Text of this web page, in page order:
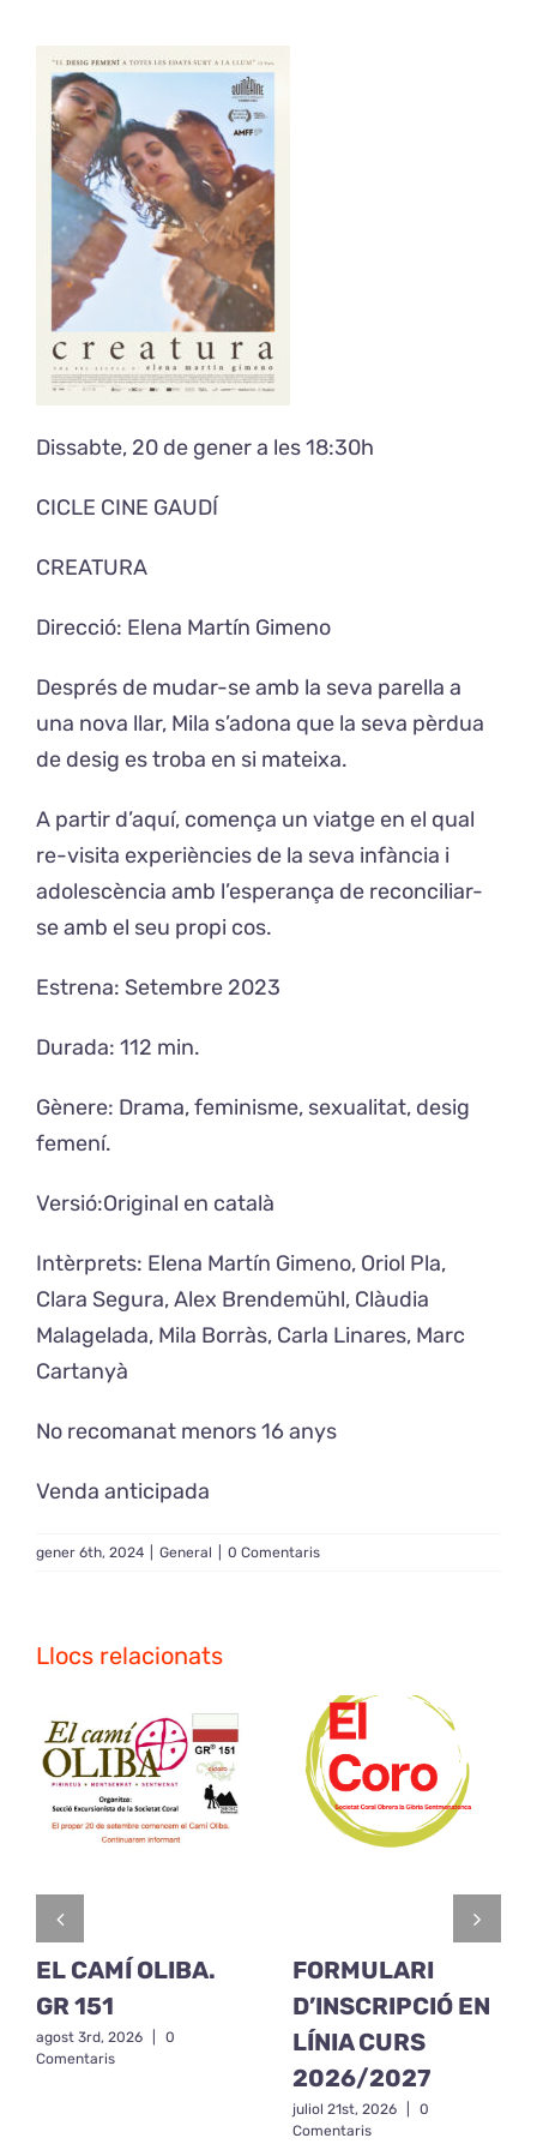
Exposicions
El Cafè del Coro
Teatre del Coro
Balla Vallès
Dissabte, 20 de gener a les 18:30h
CICLE CINE GAUDÍ
CREATURA
Direcció: Elena Martín Gimeno
Després de mudar-se amb la seva parella a
una nova llar, Mila s’adona que la seva pèrdua
de desig es troba en si mateixa.
A partir d’aquí, comença un viatge en el qual
re-visita experiències de la seva infància i
adolescència amb l’esperança de reconciliar-
se amb el seu propi cos.
Estrena: Setembre 2023
Durada: 112 min.
Gènere: Drama, feminisme, sexualitat, desig
femení.
Versió:Original en català
Intèrprets: Elena Martín Gimeno, Oriol Pla,
Clara Segura, Alex Brendemühl, Clàudia
Malagelada, Mila Borràs, Carla Linares, Marc
Cartanyà
No recomanat menors 16 anys
Venda anticipada
gener 6th, 2024 General 0 Comentaris
Llocs relacionats
EL CAMÍ OLIBA.
GR 151
agost 3rd, 2026
0
Comentaris
FORMULARI
D’INSCRIPCIÓ EN
LÍNIA CURS
2026/2027
juliol 21st, 2026
0
Comentaris